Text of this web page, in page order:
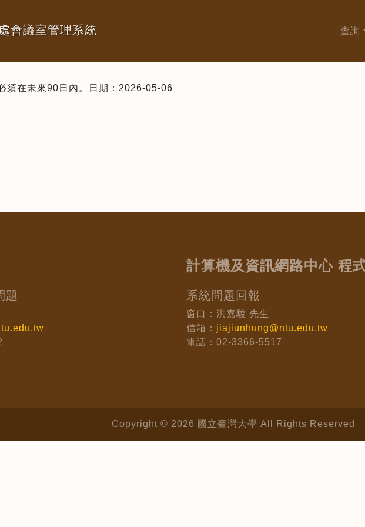
會議室管理系統 查詢
須在未來90日內。日期：2026-05-06
題
計算機及資訊網路中心 程
系統問題回報
窗口：洪嘉駿 先生
信箱： jiajiunhung@ntu.edu.tw
電話：02-3366-5517
Copyright © 2026 國立臺灣大學 All Rights Reserved